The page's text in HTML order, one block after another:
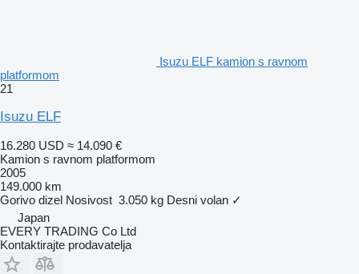
Isuzu ELF kamion s ravnom
platformom
21
Isuzu ELF
16.280 USD ≈ 14.090 €
Kamion s ravnom platformom
2005
149.000 km
Gorivo dizel Nosivost 3.050 kg Desni volan ✓
Japan
EVERY TRADING Co Ltd
Kontaktirajte prodavatelja